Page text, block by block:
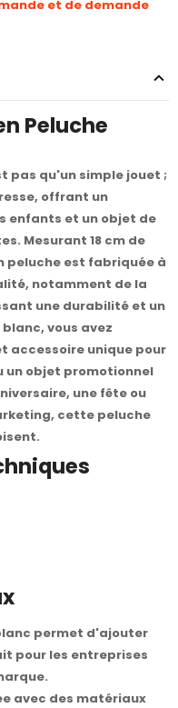
et de demande
Peluche
pas qu'un simple jouet ;
offrant un
enfants et un objet de
Mesurant 18 cm de
peluche est fabriquée à
notamment de la
une durabilité et un
vous avez
accessoire unique pour
un objet promotionnel
une fête ou
cette peluche
permet d'ajouter
pour les entreprises
avec des matériaux